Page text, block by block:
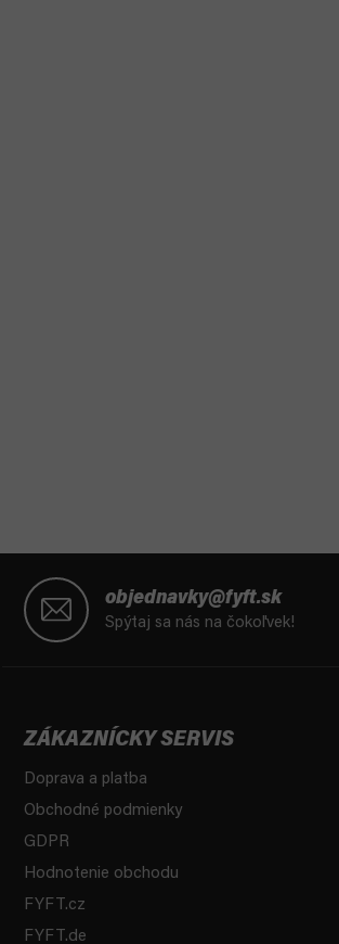
objednavky@fyft.sk
Spýtaj sa nás na čokoľvek!
ZÁKAZNÍCKY SERVIS
Doprava a platba
Obchodné podmienky
GDPR
Hodnotenie obchodu
FYFT.cz
FYFT.de